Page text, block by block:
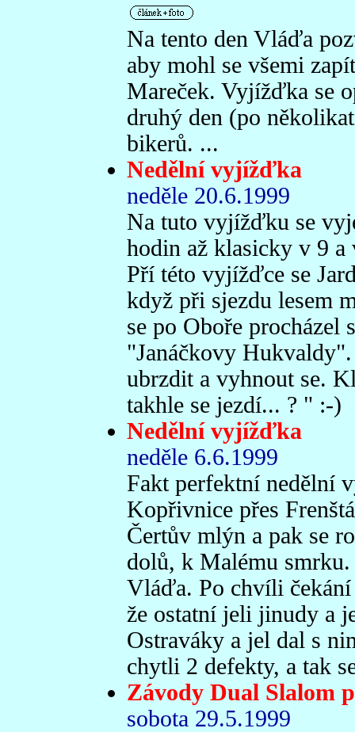
Na tento den Vláďa
aby mohl se všemi
Mareček. Vyjížďka se
druhý den (po
bikerů. ...
Nedělní vyjížďka
neděle 20.6.1999
Na tuto vyjížďku se
hodin až klasicky v 9
Pří této vyjížďce se
když při sjezdu lesem
se po Oboře procházel
"Janáčkovy
ubrzdit a vyhnout se.
takhle se jezdí... ? " :-)
Nedělní vyjížďka
neděle 6.6.1999
Fakt perfektní nedělní
Kopřivnice přes
Čertův mlýn a pak se
dolů, k Malému
Vláďa. Po chvíli
že ostatní jeli jinudy a
Ostraváky a jel dal s
chytli 2 defekty, a tak
Závody Dual Slalom
sobota 29.5.1999